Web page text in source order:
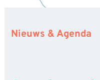
Nieuws & Agenda